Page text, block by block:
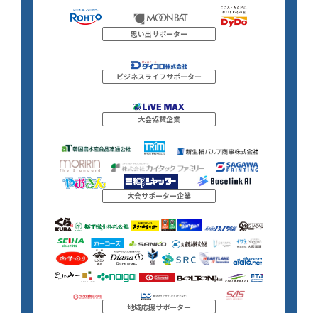
思い出サポーター
ビジネスライフサポーター
大会協賛企業
大会サポーター企業
地域応援サポーター